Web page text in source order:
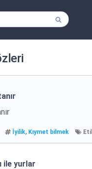
İyilik, Kıymet bilmek
ile yurlar